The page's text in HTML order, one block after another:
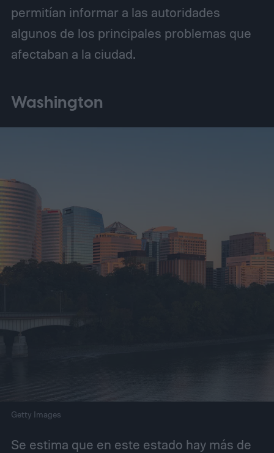
permitían informar a las autoridades
algunos de los principales problemas que
afectaban a la ciudad.
Washington
Getty Images
Se estima que en este estado hay más de